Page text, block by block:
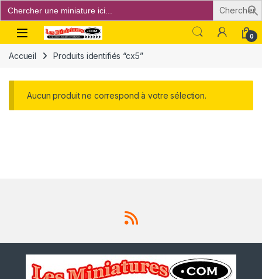
Search
for:
Open 0
Accueil Produits identifiés “cx5”
Aucun produit ne correspond à votre sélection.